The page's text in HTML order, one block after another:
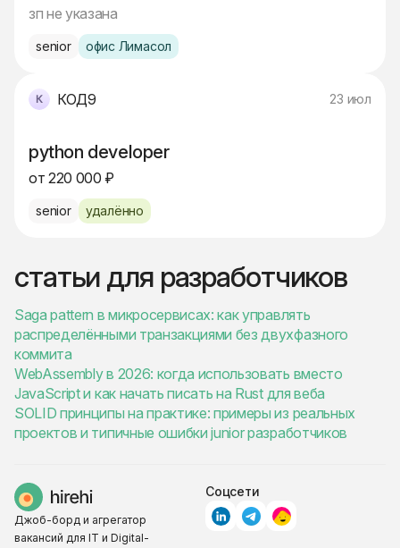
зп не указана
senior офис Лимасол
КОД9 23 июл
python developer
от 220 000 ₽
senior удалённо
статьи для разработчиков
Saga pattern в микросервисах: как управлять
распределёнными транзакциями без двухфазного
коммита
WebAssembly в 2026: когда использовать вместо
JavaScript и как начать писать на Rust для веба
SOLID принципы на практике: примеры из реальных
проектов и типичные ошибки junior разработчиков
Джоб-борд и агрегатор
вакансий для IT и Digital-
Соцсети